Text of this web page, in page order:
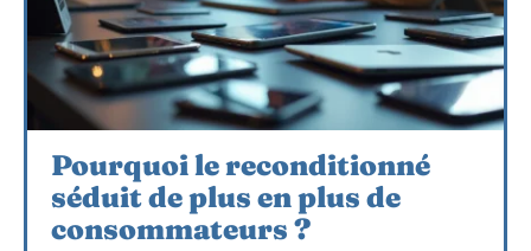
Pourquoi le reconditionné
séduit de plus en plus de
consommateurs ?